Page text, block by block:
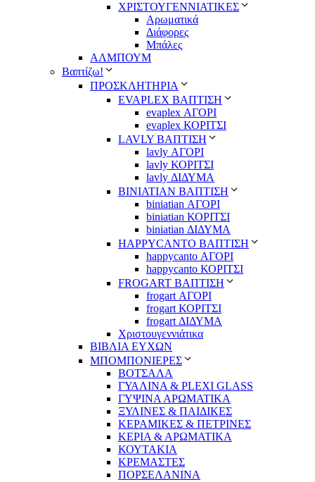
ΧΡΙΣΤΟΥΓΕΝΝΙΑΤΙΚΕΣ
Αρωματικά
Διάφορες
Μπάλες
ΑΛΜΠΟΥΜ
Βαπτίζω!
ΠΡΟΣΚΛΗΤΗΡΙΑ
EVAPLEX ΒΑΠΤΙΣΗ
evaplex ΑΓΟΡΙ
evaplex ΚΟΡΙΤΣΙ
LAVLY ΒΑΠΤΙΣΗ
lavly ΑΓΟΡΙ
lavly ΚΟΡΙΤΣΙ
lavly ΔΙΔΥΜΑ
ΒΙΝΙΑΤΙΑΝ ΒΑΠΤΙΣΗ
biniatian ΑΓΟΡΙ
biniatian ΚΟΡΙΤΣΙ
biniatian ΔΙΔΥΜΑ
HAPPYCANTO ΒΑΠΤΙΣΗ
happycanto ΑΓΟΡΙ
happycanto ΚΟΡΙΤΣΙ
FROGART ΒΑΠΤΙΣΗ
frogart ΑΓΟΡΙ
frogart ΚΟΡΙΤΣΙ
frogart ΔΙΔΥΜΑ
Χριστουγεννιάτικα
ΒΙΒΛΙΑ ΕΥΧΩΝ
ΜΠΟΜΠΟΝΙΕΡΕΣ
ΒΟΤΣΑΛΑ
ΓΥΑΛΙΝΑ & PLEXI GLASS
ΓΥΨΙΝΑ ΑΡΩΜΑΤΙΚΑ
ΞΥΛΙΝΕΣ & ΠΑΙΔΙΚΕΣ
ΚΕΡΑΜΙΚΕΣ & ΠΕΤΡΙΝΕΣ
ΚΕΡΙΑ & ΑΡΩΜΑΤΙΚΑ
ΚΟΥΤΑΚΙΑ
ΚΡΕΜΑΣΤΕΣ
ΠΟΡΣΕΛΑΝΙΝΑ